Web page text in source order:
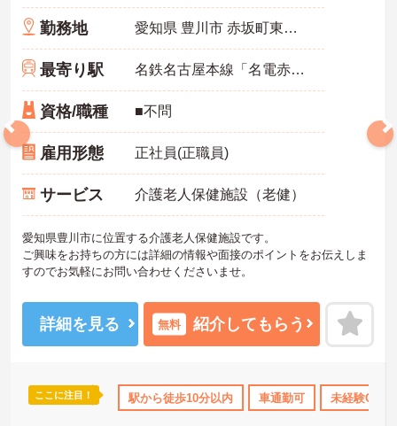
児補助 年間休日110日以上 研修制度あり 産休･育休･介護休
勤務地 愛知県 豊川市 赤坂町東山１２－１
最寄り駅 名鉄名古屋本線「名電赤坂駅」徒歩9分
資格/職種 ■不問
雇用形態 正社員(正職員)
サービス 介護老人保健施設（老健）
愛知県豊川市に位置する介護老人保健施設です。
ご興味をお持ちの方には詳細の情報や面接のポイントをお伝えしま
すのでお気軽にお問い合わせくださいませ。
詳細を見る 無料 紹介してもらう
ここに注目！ 駅から徒歩10分以内 車通勤可 未経験OK